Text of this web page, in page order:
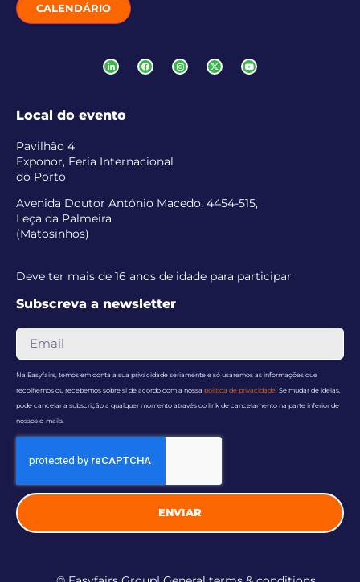
CALENDÁRIO
Local do evento
Pavilhão 4
Exponor, Feria Internacional
do Porto
Avenida Doutor António Macedo, 4454-515,
Leça da Palmeira
(Matosinhos)
Deve ter mais de 16 anos de idade para participar
Subscreva a newsletter
Na Easyfairs, temos em conta a sua privacidade seriamente e só usaremos as informações que
recolhemos ou recebemos sobre si de acordo com a nossa política de privacidade . Se mudar de ideias,
pode cancelar a subscrição a qualquer momento através do link de cancelamento na parte inferior de
nossos e-mails.
ENVIAR